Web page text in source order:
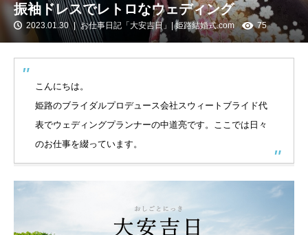
振袖ドレスでレトロなウェディング
2023.01.30 お仕事日記「大安吉日」| 姫路結婚式.com 75
こんにちは。
姫路のブライダルプロデュース会社スウィートブライド代
表でウェディングプランナーの中道亮です。ここでは日々
のお仕事を綴っています。